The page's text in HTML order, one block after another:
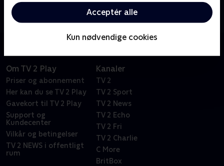
Acceptér alle
Kun nødvendige cookies
lokale råvarer, klimavenlige alternativer og godt
håndværk i stedet for vakuumpakkede retter
Om TV 2 Play
Priser og abonnement
Her kan du se TV 2 Play
Gavekort til TV 2 Play
Support og
Kundecenter
Vilkår og betingelser
TV 2 NEWS i offentligt
rum
Kanaler
TV 2
TV 2 Sport
TV 2 News
TV 2 Echo
TV 2 Fri
TV 2 Charlie
C More
BritBox